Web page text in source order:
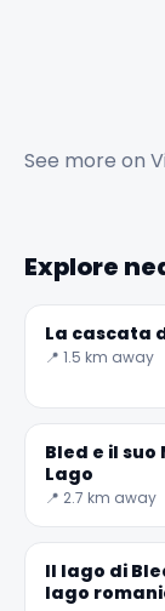
See more on
Explore
La cascata
📍 1.5 km away
Bled e il suo
Lago
📍 2.7 km away
Il lago di
lago